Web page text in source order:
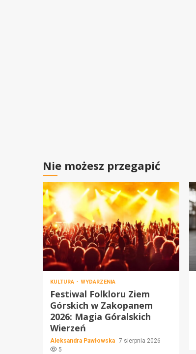
Nie możesz przegapić
KULTURA WYDARZENIA
Festiwal Folkloru Ziem
Górskich w Zakopanem
2026: Magia Góralskich
Wierzeń
Aleksandra Pawłowska 7 sierpnia 2026
5